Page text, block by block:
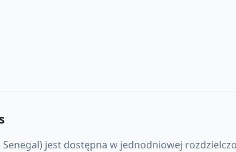
jest dostępna w jednodniowej